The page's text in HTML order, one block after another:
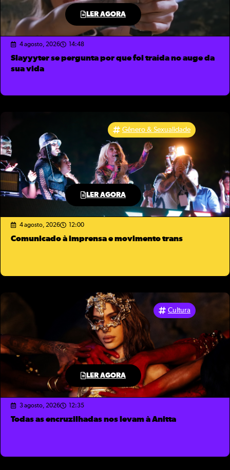
LER AGORA
4 agosto, 2026 14:48
Slayyyter se pergunta por que foi traída no auge da
sua vida
LER AGORA
Gênero & Sexualidade
4 agosto, 2026 12:00
Comunicado à imprensa e movimento trans
LER AGORA
Cultura
3 agosto, 2026 12:35
Todas as encruzilhadas nos levam à Anitta